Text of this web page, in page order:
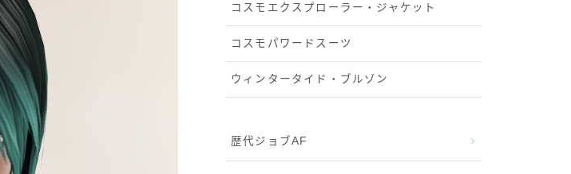
コスモエクスプローラー・ジャケット
コスモパワードスーツ
ウィンタータイド・ブルゾン
歴代ジョブAF